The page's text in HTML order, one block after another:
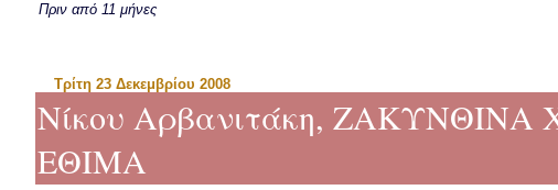
Πριν από 11 μήνες
Τρίτη 23 Δεκεμβρίου 2008
Νίκου Αρβανιτάκη, ΖΑΚΥΝΘΙΝΑ
ΕΘΙΜΑ